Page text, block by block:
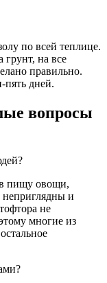
по всей теплице.
грунт, на все
правильно.
пять дней.
вопросы
в пищу овощи,
и
не
многие из